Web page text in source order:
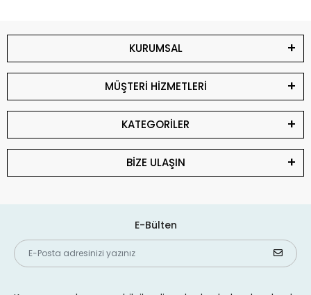
KURUMSAL
MÜŞTERİ HİZMETLERİ
KATEGORİLER
BİZE ULAŞIN
E-Bülten